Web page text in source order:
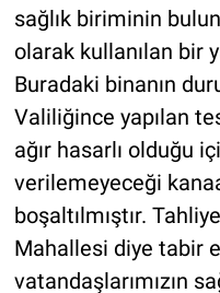
sağlık biriminin
olarak kullanılan bir
Buradaki binanın
Valiliğince yapılan
ağır hasarlı olduğu
verilemeyeceği
boşaltılmıştır.
Mahallesi diye tabir
vatandaşlarımızın